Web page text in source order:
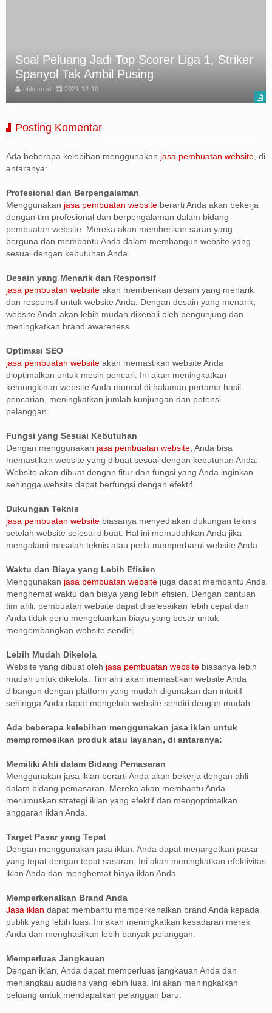
Soal Peluang Jadi Top Scorer Liga 1, Striker
Spanyol Tak Ambil Pusing
oblo.co.id 2021-12-10
Posting Komentar
Ada beberapa kelebihan menggunakan jasa pembuatan website , di
antaranya:
Profesional dan Berpengalaman
Menggunakan jasa pembuatan website berarti Anda akan bekerja
dengan tim profesional dan berpengalaman dalam bidang
pembuatan website. Mereka akan memberikan saran yang
berguna dan membantu Anda dalam membangun website yang
sesuai dengan kebutuhan Anda.
Desain yang Menarik dan Responsif
jasa pembuatan website akan memberikan desain yang menarik
dan responsif untuk website Anda. Dengan desain yang menarik,
website Anda akan lebih mudah dikenali oleh pengunjung dan
meningkatkan brand awareness.
Optimasi SEO
jasa pembuatan website akan memastikan website Anda
dioptimalkan untuk mesin pencari. Ini akan meningkatkan
kemungkinan website Anda muncul di halaman pertama hasil
pencarian, meningkatkan jumlah kunjungan dan potensi
pelanggan.
Fungsi yang Sesuai Kebutuhan
Dengan menggunakan jasa pembuatan website , Anda bisa
memastikan website yang dibuat sesuai dengan kebutuhan Anda.
Website akan dibuat dengan fitur dan fungsi yang Anda inginkan
sehingga website dapat berfungsi dengan efektif.
Dukungan Teknis
jasa pembuatan website biasanya menyediakan dukungan teknis
setelah website selesai dibuat. Hal ini memudahkan Anda jika
mengalami masalah teknis atau perlu memperbarui website Anda.
Waktu dan Biaya yang Lebih Efisien
Menggunakan jasa pembuatan website juga dapat membantu Anda
menghemat waktu dan biaya yang lebih efisien. Dengan bantuan
tim ahli, pembuatan website dapat diselesaikan lebih cepat dan
Anda tidak perlu mengeluarkan biaya yang besar untuk
mengembangkan website sendiri.
Lebih Mudah Dikelola
Website yang dibuat oleh jasa pembuatan website biasanya lebih
mudah untuk dikelola. Tim ahli akan memastikan website Anda
dibangun dengan platform yang mudah digunakan dan intuitif
sehingga Anda dapat mengelola website sendiri dengan mudah.
Ada beberapa kelebihan menggunakan jasa iklan untuk
mempromosikan produk atau layanan, di antaranya:
Memiliki Ahli dalam Bidang Pemasaran
Menggunakan jasa iklan berarti Anda akan bekerja dengan ahli
dalam bidang pemasaran. Mereka akan membantu Anda
merumuskan strategi iklan yang efektif dan mengoptimalkan
anggaran iklan Anda.
Target Pasar yang Tepat
Dengan menggunakan jasa iklan, Anda dapat menargetkan pasar
yang tepat dengan tepat sasaran. Ini akan meningkatkan efektivitas
iklan Anda dan menghemat biaya iklan Anda.
Memperkenalkan Brand Anda
Jasa iklan dapat membantu memperkenalkan brand Anda kepada
publik yang lebih luas. Ini akan meningkatkan kesadaran merek
Anda dan menghasilkan lebih banyak pelanggan.
Memperluas Jangkauan
Dengan iklan, Anda dapat memperluas jangkauan Anda dan
menjangkau audiens yang lebih luas. Ini akan meningkatkan
peluang untuk mendapatkan pelanggan baru.